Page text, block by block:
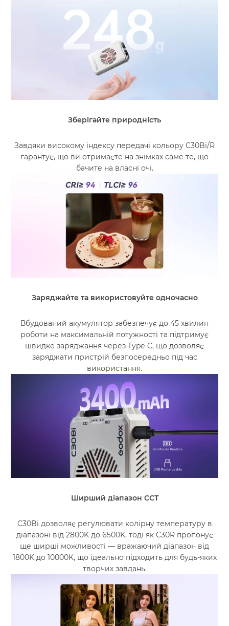
Зберігайте природність
Завдяки високому індексу передачі кольору C30Bi/R
гарантує, що ви отримаєте на знімках саме те, що
бачите на власні очі.
Заряджайте та використовуйте одночасно
Вбудований акумулятор забезпечує до 45 хвилин
роботи на максимальній потужності та підтримує
швидке заряджання через Type-C, що дозволяє
заряджати пристрій безпосередньо під час
використання.
Ширший діапазон CCT
C30Bi дозволяє регулювати колірну температуру в
діапазоні від 2800K до 6500K, тоді як C30R пропонує
ще ширші можливості — вражаючий діапазон від
1800K до 10000K, що ідеально підходить для будь-яких
творчих завдань.